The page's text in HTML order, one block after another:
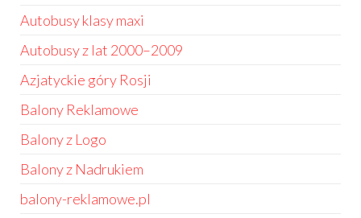
Autobusy klasy maxi
Autobusy z lat 2000–2009
Azjatyckie góry Rosji
Balony Reklamowe
Balony z Logo
Balony z Nadrukiem
balony-reklamowe.pl